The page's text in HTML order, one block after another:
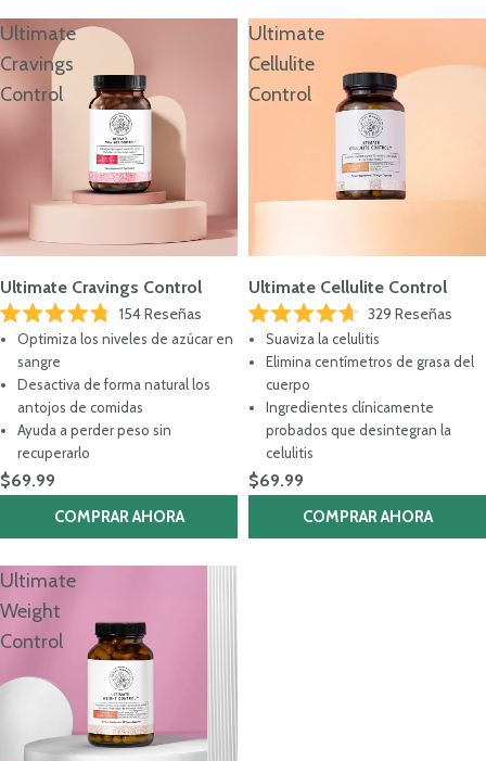
Ultimate
Cravings
Control
Ultimate Cravings Control
Calificado
4.8
estrellas
154Reseñas
Optimiza los niveles de azúcar en
sangre
Desactiva de forma natural los
antojos de comidas
Ayuda a perder peso sin
recuperarlo
$69.99
COMPRAR AHORA
Ultimate
Cellulite
Control
Ultimate Cellulite Control
Calificado
4.7
de
estrellas
329 Reseñas
Suaviza la celulitis
Elimina centímetros de grasa del
cuerpo
Ingredientes clínicamente
probados que desintegran la
celulitis
$69.99
COMPRAR AHORA
Ultimate
Weight
Control